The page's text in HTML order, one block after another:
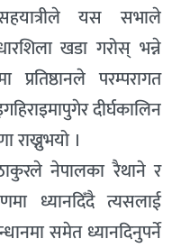
यस सभाले
खडा गरोस् भन्ने
परम्परागत
दीर्घकालिन
राख्नुभयो ।
नेपालका रैथाने र
ध्यानदिँदै त्यसलाई
समेत ध्यानदिनुपर्ने